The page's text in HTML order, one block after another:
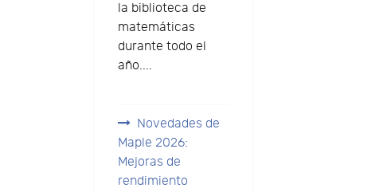
la biblioteca de
matemáticas
durante todo el
año....
Novedades de
Maple 2026:
Mejoras de
rendimiento